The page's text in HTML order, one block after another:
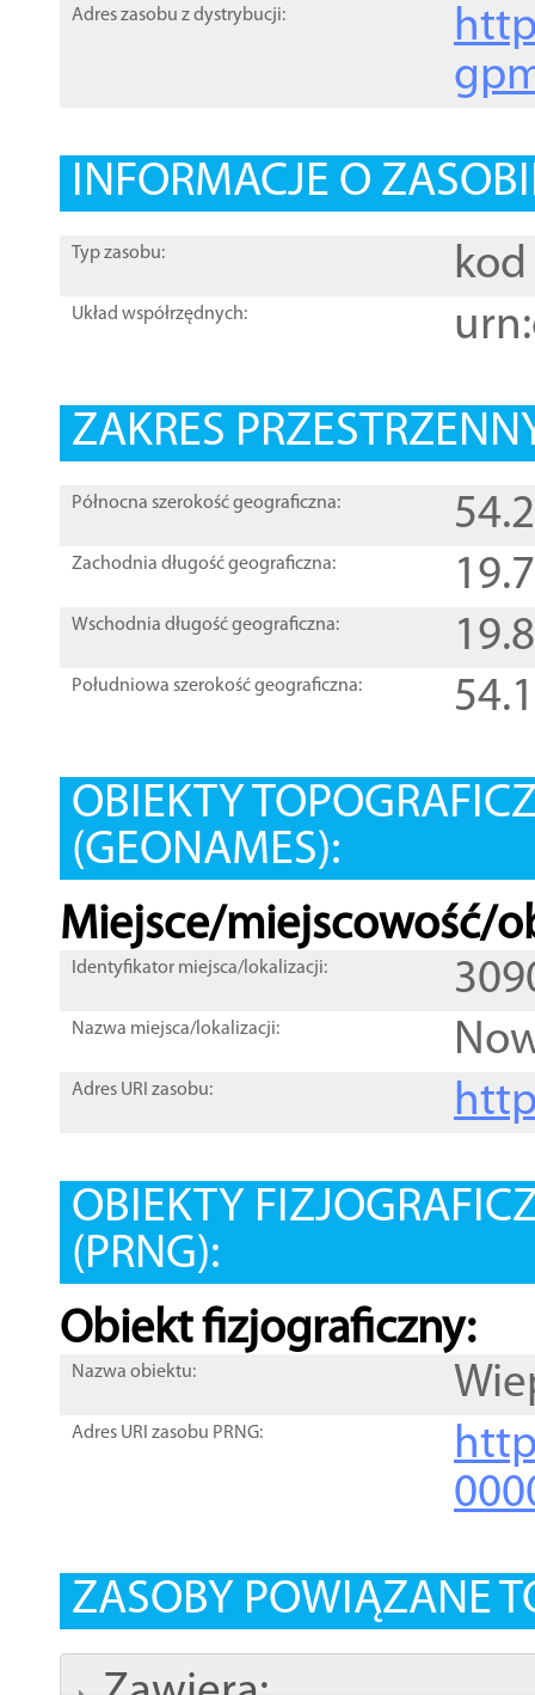
Adres zasobu z dystrybucji:
INFORMACJE O
Typ zasobu: kod
Układ współrzędnych:
ZAKRES
Północna szerokość geograficzna:
Zachodnia długość geograficzna:
Wschodnia długość geograficzna:
Południowa szerokość geograficzna:
OBIEKTY
(GEONAMES):
Miejsce/miejscowość/
Identyfikator miejsca/lokalizacji:
Nazwa miejsca/lokalizacji:
Adres URI zasobu:
OBIEKTY
(PRNG):
Obiekt fizjograficzny:
Nazwa obiektu:
Adres URI zasobu PRNG:
ZASOBY POWIĄZANE